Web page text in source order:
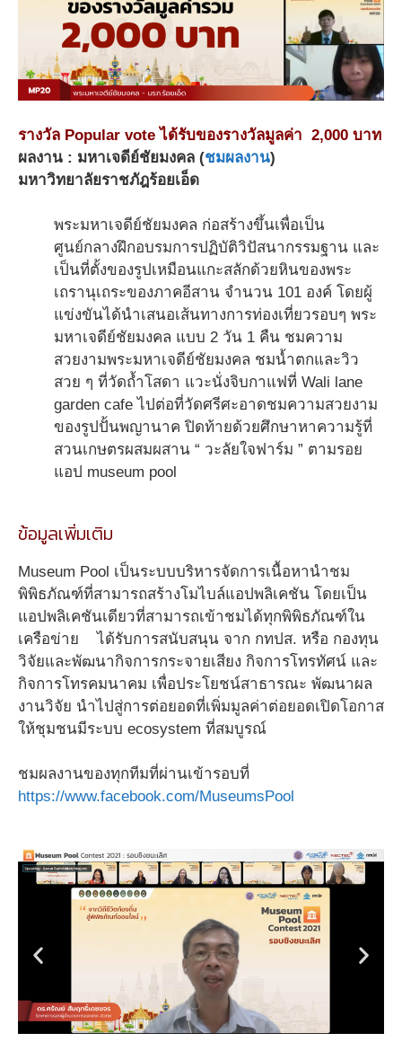
รางวัล Popular vote ได้รับของรางวัลมูลค่า 2,000 บาท
ผลงาน : มหาเจดีย์ชัยมงคล (ชมผลงาน)
มหาวิทยาลัยราชภัฎร้อยเอ็ด
พระมหาเจดีย์ชัยมงคล ก่อสร้างขึ้นเพื่อเป็น
ศูนย์กลางฝึกอบรมการปฏิบัติวิปัสนากรรมฐาน และ
เป็นที่ตั้งของรูปเหมือนแกะสลักด้วยหินของพระ
เถรานุเถระของภาคอีสาน จำนวน 101 องค์ โดยผู้
แข่งขันได้นำเสนอเส้นทางการท่องเที่ยวรอบๆ พระ
มหาเจดีย์ชัยมงคล แบบ 2 วัน 1 คืน ชมความ
สวยงามพระมหาเจดีย์ชัยมงคล ชมน้ำตกและวิว
สวย ๆ ที่วัดถ้ำโสดา แวะนั่งจิบกาแฟที่ Wali lane
garden cafe ไปต่อที่วัดศรีศะอาดชมความสวยงาม
ของรูปปั้นพญานาค ปิดท้ายด้วยศึกษาหาความรู้ที่
สวนเกษตรผสมผสาน “ วะลัยใจฟาร์ม ” ตามรอย
แอป museum pool
ข้อมูลเพิ่มเติม
Museum Pool เป็นระบบบริหารจัดการเนื้อหานำชม
พิพิธภัณฑ์ที่สามารถสร้างโมไบล์แอปพลิเคชัน โดยเป็น
แอปพลิเคชันเดียวที่สามารถเข้าชมได้ทุกพิพิธภัณฑ์ใน
เครือข่าย ได้รับการสนับสนุน จาก กทปส. หรือ กองทุน
วิจัยและพัฒนากิจการกระจายเสียง กิจการโทรทัศน์ และ
กิจการโทรคมนาคม เพื่อประโยชน์สาธารณะ พัฒนาผล
งานวิจัย นำไปสู่การต่อยอดที่เพิ่มมูลค่าต่อยอดเปิดโอกาส
ให้ชุมชนมีระบบ ecosystem ที่สมบูรณ์
ชมผลงานของทุกทีมที่ผ่านเข้ารอบที่
https://www.facebook.com/MuseumsPool